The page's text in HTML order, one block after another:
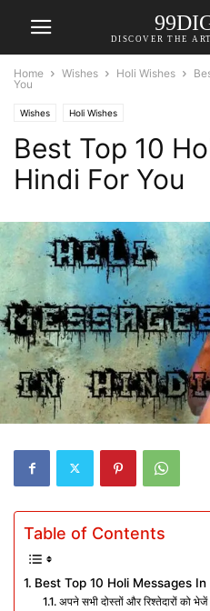
DISCOVER THE
Home Wishes Holi Wishes
You
Wishes Holi Wishes
Best Top 10
Hindi For You
Table of Contents
Best Top 10 Holi Messages In
अपने सभी दोस्तों और रिश्तेदारों को भेजें